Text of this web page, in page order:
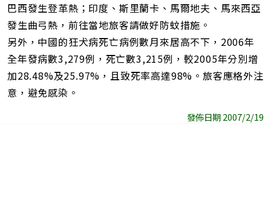
巴西發生登革熱；印度、斯里蘭卡、馬爾地夫、馬來西亞
發生曲弓熱，前往當地旅客請做好防蚊措施。
另外，中國的狂犬病死亡病例數月來居高不下，2006年
全年發病數3,279例，死亡數3,215例，較2005年分別增
加28.48%及25.97%，且致死率高達98%。旅客應格外注
意，避免感染。
發佈日期 2007/2/19